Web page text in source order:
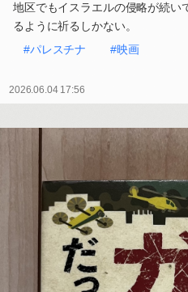
地区でもイスラエルの侵略が続い
るように祈るしかない。
#パレスチナ
#映画
2026.06.04 17:56